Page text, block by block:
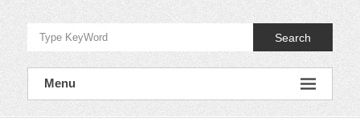
Search
Menu